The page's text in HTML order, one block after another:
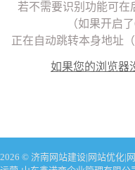
若不需要识别功能可在
（如果开启
正在自动跳转本身地址
如果您的浏览器
2026 © 济南网站建设|网站优化|